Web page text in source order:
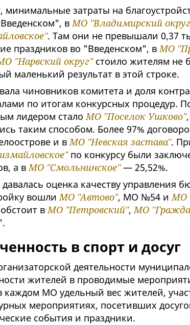
минимальные затраты на
вМО "Владимирский
. Там они не превышали 0,37
праздников во "Введенском", вМО
"Нарвский округ"стоило жителям не
маленький результат в этой строке.
чиновников комитета и доля
по итогам конкурсных процедур.
лидером сталоМО "Поселок Ушково"
таким способом. Более 97%
и вМО "Невская застава".
по конкурсу были
а вМО "Смольнинское"— 25,52%.
оценка качеству управления
вошлиМО "Автово", МО №54 иМО
вМО "Петровский",МО
в спорт и досуг
деятельности
жителей в проводимые
каждом МО удельный вес жителей,
мероприятиях, посетивших
события и праздники.